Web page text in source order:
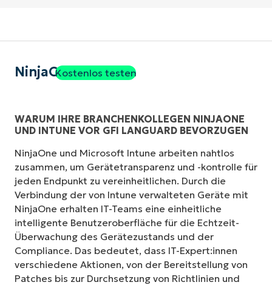
NinjaOneKostenlos testen
WARUM IHRE BRANCHENKOLLEGEN NINJAONE
UND INTUNE VOR GFI LANGUARD BEVORZUGEN
NinjaOne und Microsoft Intune arbeiten nahtlos
zusammen, um Gerätetransparenz und -kontrolle für
jeden Endpunkt zu vereinheitlichen. Durch die
Verbindung der von Intune verwalteten Geräte mit
NinjaOne erhalten IT-Teams eine einheitliche
intelligente Benutzeroberfläche für die Echtzeit-
Überwachung des Gerätezustands und der
Compliance. Das bedeutet, dass IT-Expert:innen
verschiedene Aktionen, von der Bereitstellung von
Patches bis zur Durchsetzung von Richtlinien und